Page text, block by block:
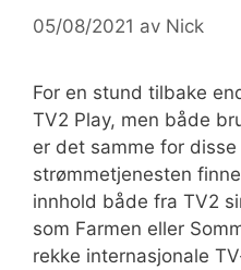
05/08/2021 av Nick
For en stund tilbake
TV2 Play, men både
er det samme for
strømmetjenesten
innhold både fra TV2
som Farmen eller
rekke internasjonale